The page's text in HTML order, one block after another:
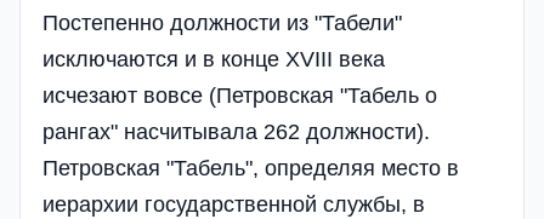
Постепенно должности из "Табели"
исключаются и в конце XVIII века
исчезают вовсе (Петровская "Табель о
рангах" насчитывала 262 должности).
Петровская "Табель", определяя место в
иерархии государственной службы, в